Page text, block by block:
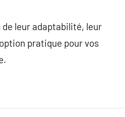
de leur adaptabilité, leur
pratique pour vos